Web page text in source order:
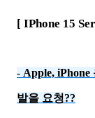
[ IPhone 15
- Apple,
발을 요청??